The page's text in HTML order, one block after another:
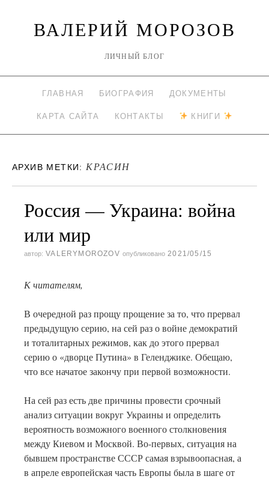
ВАЛЕРИЙ МОРОЗОВ
ЛИЧНЫЙ БЛОГ
ГЛАВНАЯ БИОГРАФИЯ ДОКУМЕНТЫ
КАРТА САЙТА КОНТАКТЫ КНИГИ
АРХИВ МЕТКИ: КРАСИН
Россия — Украина: война
или мир
автор: VALERYMOROZOV опубликовано 2021/05/15
К читателям,
В очередной раз прощу прощение за то, что прервал
предыдущую серию, на сей раз о войне демократий
и тоталитарных режимов, как до этого прервал
серию о «дворце Путина» в Геленджике. Обещаю,
что все начатое закончу при первой возможности.
На сей раз есть две причины провести срочный
анализ ситуации вокруг Украины и определить
вероятность возможного военного столкновения
между Киевом и Москвой. Во-первых, ситуация на
бывшем пространстве СССР самая взрывоопасная, а
в апреле европейская часть Европы была в шаге от